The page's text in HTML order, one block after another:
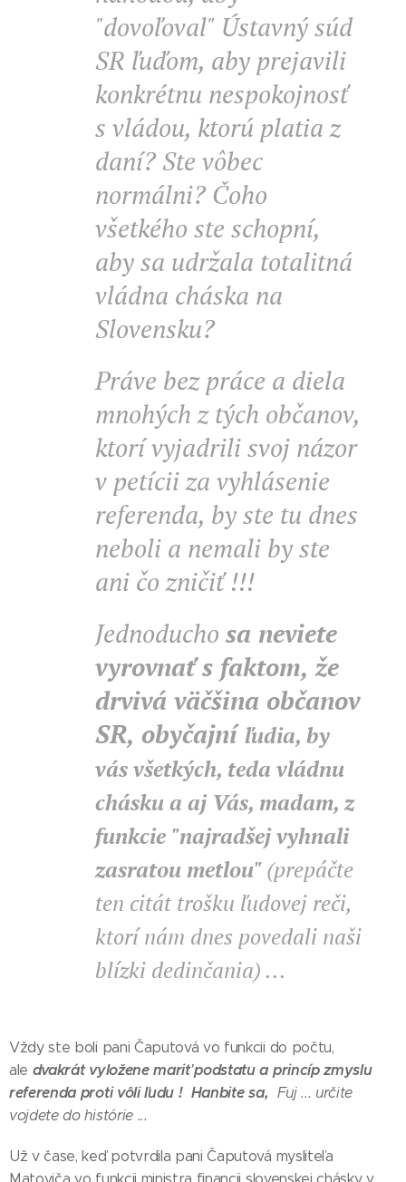
"dovoľoval" Ústavný súd
SR ľuďom, aby prejavili
konkrétnu nespokojnosť
s vládou, ktorú platia z
daní? Ste vôbec
normálni? Čoho
všetkého ste schopní,
aby sa udržala totalitná
vládna cháska na
Slovensku?
Práve bez práce a diela
mnohých z tých občanov,
ktorí vyjadrili svoj názor
v petícii za vyhlásenie
referenda, by ste tu dnes
neboli a nemali by ste
ani čo zničiť !!!
Jednoducho sa neviete
vyrovnať s faktom,že
drvivá väčšina občanov
SR, obyčajní ľudia, by
vás všetkých, teda vládnu
chásku a aj Vás, madam, z
funkcie "najradšej vyhnali
zasratou metlou"(prepáčte
ten citát trošku ľudovej reči,
ktorí nám dnes povedali naši
blízki dedinčania) ...
Vždy ste boli pani Čaputová vo funkcii do počtu,
ale dvakrát vyložene mariť podstatu a princíp zmyslu
referenda proti vôli ľudu ! Hanbite sa, Fuj ... určite
vojdete do histórie ...
Už v čase, keď potvrdila pani Čaputová mysliteľa